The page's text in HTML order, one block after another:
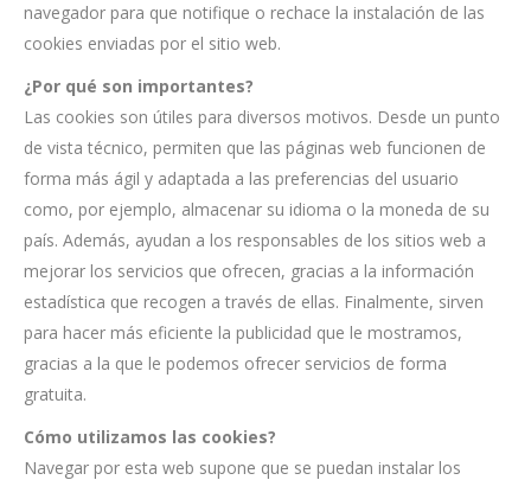
navegador para que notifique o rechace la instalación de las
cookies enviadas por el sitio web.
¿Por qué son importantes?
Las cookies son útiles para diversos motivos. Desde un punto
de vista técnico, permiten que las páginas web funcionen de
forma más ágil y adaptada a las preferencias del usuario
como, por ejemplo, almacenar su idioma o la moneda de su
país. Además, ayudan a los responsables de los sitios web a
mejorar los servicios que ofrecen, gracias a la información
estadística que recogen a través de ellas. Finalmente, sirven
para hacer más eficiente la publicidad que le mostramos,
gracias a la que le podemos ofrecer servicios de forma
gratuita.
Cómo utilizamos las cookies?
Navegar por esta web supone que se puedan instalar los